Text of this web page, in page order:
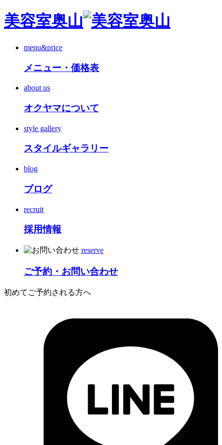
美容室奥山
menu&price
メニュー・価格表
about us
オクヤマについて
style gallery
スタイルギャラリー
blog
ブログ
recruit
採用情報
reserve
ご予約・お問い合わせ
初めてご予約される方へ